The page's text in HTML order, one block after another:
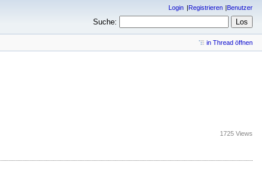
Login Registrieren Benutzer
Suche:
in Thread öffnen
1725 Views